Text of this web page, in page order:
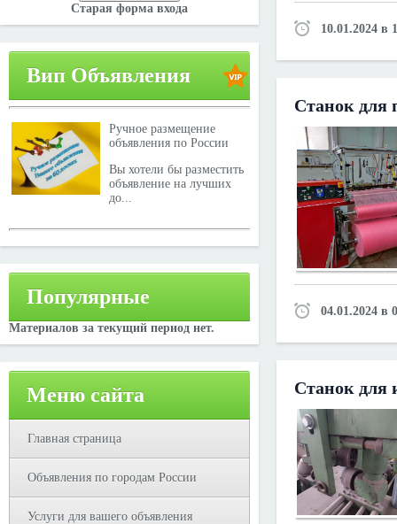
Старая форма входа
Вип Объявления
Ручное размещение
объявления по России
Вы хотели бы разместить
объявление на лучших
до...
Популярные
Материалов за текущий период нет.
Меню сайта
Главная страница
Объявления по городам России
Услуги для вашего объявления
10.01.2024 в
Станок для
04.01.2024 в
Станок для